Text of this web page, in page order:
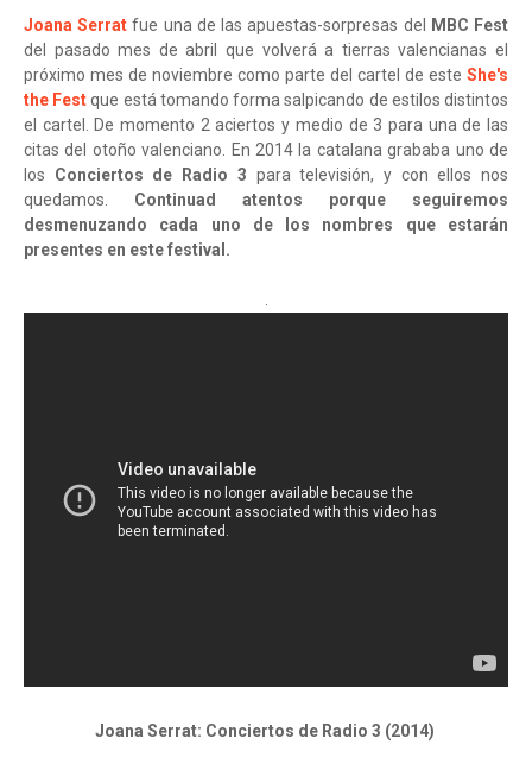
Joana Serrat fue una de las apuestas-sorpresas del
MBC Fest
del pasado mes de abril que volverá a tierras valencianas el
próximo mes de noviembre como parte del cartel de este She's
the Festque está tomando forma salpicando de estilos distintos
el cartel. De momento 2 aciertos y medio de 3 para una de las
citas del otoño valenciano. En 2014 la catalana grababa uno de
los Conciertos de Radio 3 para televisión, y con ellos nos
quedamos. Continuad atentos porque seguiremos
desmenuzando cada uno de los nombres que estarán
presentes en este festival.
.
Joana Serrat: Conciertos de Radio 3 (2014)